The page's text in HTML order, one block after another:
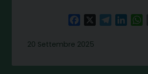
FacebookTelegram
20 Settembre 2025